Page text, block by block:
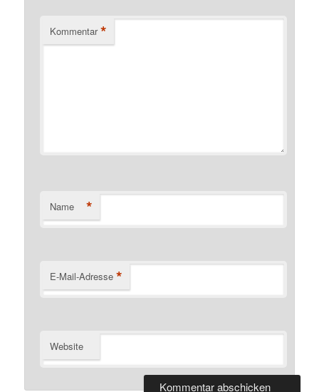
Kommentar *
Name *
E-Mail-Adresse *
Website